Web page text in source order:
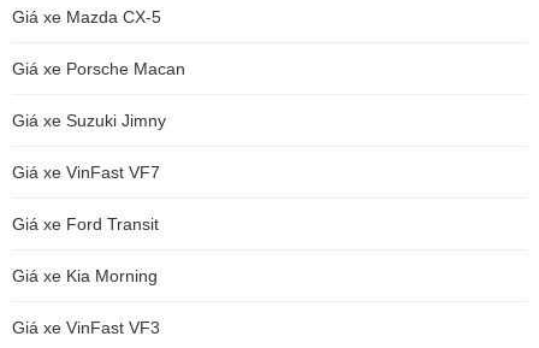
Giá xe Mazda CX-5
Giá xe Porsche Macan
Giá xe Suzuki Jimny
Giá xe VinFast VF7
Giá xe Ford Transit
Giá xe Kia Morning
Giá xe VinFast VF3